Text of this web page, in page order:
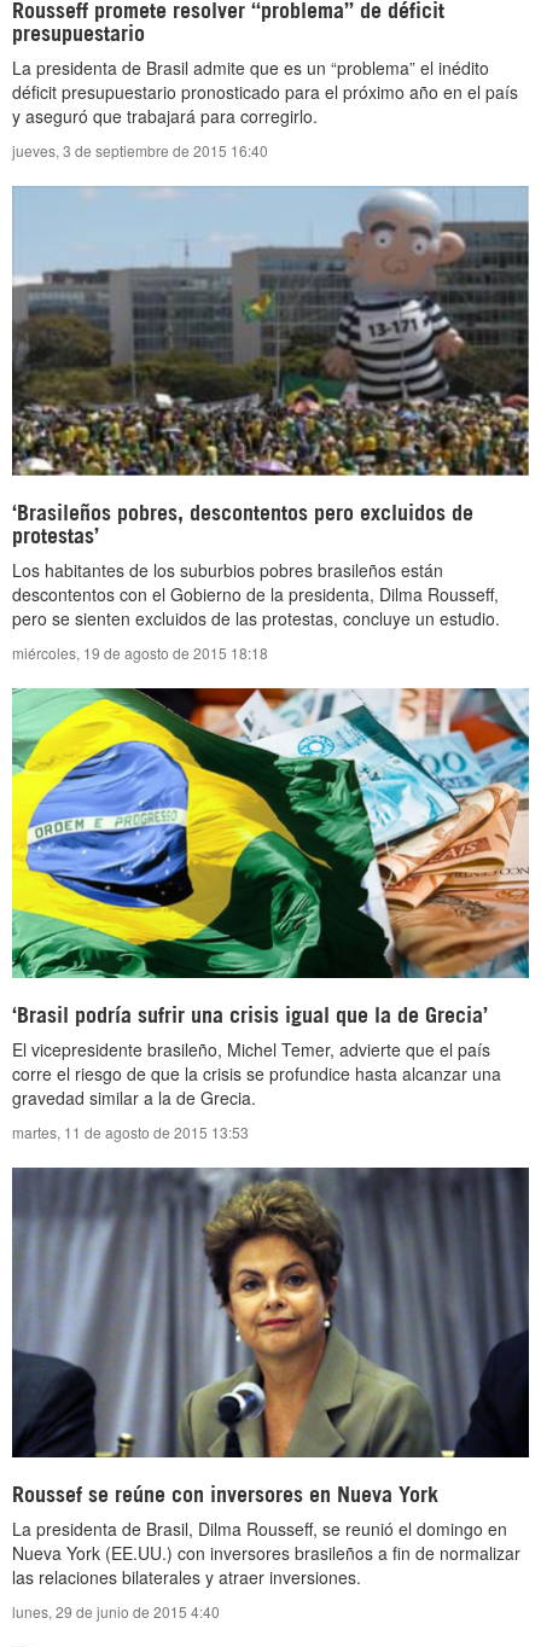
Rousseff promete resolver “problema” de déficit
presupuestario
La presidenta de Brasil admite que es un “problema” el inédito
déficit presupuestario pronosticado para el próximo año en el país
y aseguró que trabajará para corregirlo.
jueves, 3 de septiembre de 2015 16:40
‘Brasileños pobres, descontentos pero excluidos de
protestas’
Los habitantes de los suburbios pobres brasileños están
descontentos con el Gobierno de la presidenta, Dilma Rousseff,
pero se sienten excluidos de las protestas, concluye un estudio.
miércoles, 19 de agosto de 2015 18:18
‘Brasil podría sufrir una crisis igual que la de Grecia’
El vicepresidente brasileño, Michel Temer, advierte que el país
corre el riesgo de que la crisis se profundice hasta alcanzar una
gravedad similar a la de Grecia.
martes, 11 de agosto de 2015 13:53
Roussef se reúne con inversores en Nueva York
La presidenta de Brasil, Dilma Rousseff, se reunió el domingo en
Nueva York (EE.UU.) con inversores brasileños a fin de normalizar
las relaciones bilaterales y atraer inversiones.
lunes, 29 de junio de 2015 4:40